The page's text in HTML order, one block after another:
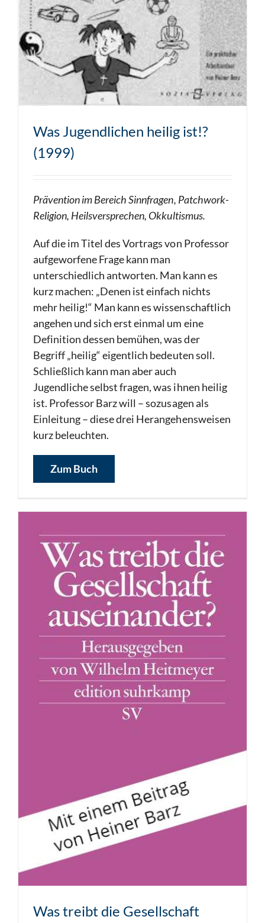
Was Jugendlichen heilig ist!?
(1999)
Prävention im Bereich Sinnfragen, Patchwork-
Religion, Heilsversprechen, Okkultismus.
Auf die im Titel des Vortrags von Professor
aufgeworfene Frage kann man
unterschiedlich antworten. Man kann es
kurz machen: „Denen ist einfach nichts
mehr heilig!“ Man kann es wissenschaftlich
angehen und sich erst einmal um eine
Definition dessen bemühen, was der
Begriff „heilig“ eigentlich bedeuten soll.
Schließlich kann man aber auch
Jugendliche selbst fragen, was ihnen heilig
ist. Professor Barz will – sozusagen als
Einleitung – diese drei Herangehensweisen
kurz beleuchten.
Zum Buch
Was treibt die Gesellschaft